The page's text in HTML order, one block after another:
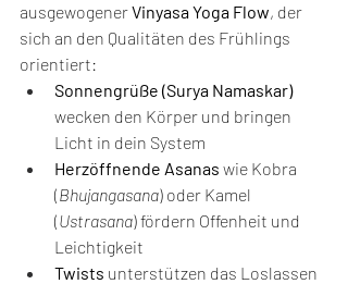
ausgewogener Vinyasa Yoga Flow, der
sich an den Qualitäten des Frühlings
orientiert:
Sonnengrüße (Surya Namaskar)
wecken den Körper und bringen
Licht in dein System
Herzöffnende Asanas wie Kobra
(Bhujangasana) oder Kamel
(Ustrasana) fördern Offenheit und
Leichtigkeit
Twists unterstützen das Loslassen